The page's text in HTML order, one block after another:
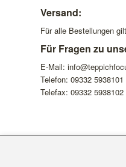
Versand:
Für alle Bestellungen
Für Fragen zu
E-Mail:
Telefon: 09332 5938101
Telefax: 09332 5938102